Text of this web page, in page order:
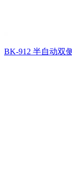
BK-912 半自动双